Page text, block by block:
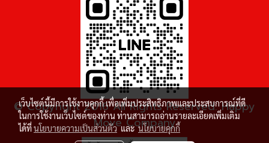
© Copyright 2016 All Rights Reserved. Happy
Move Company
เว็บไซต์นี้มีการใช้งานคุกกี้ เพื่อเพิ่มประสิทธิภาพและประสบการณ์ที่ดี
ในการใช้งานเว็บไซต์ของท่าน ท่านสามารถอ่านรายละเอียดเพิ่มเติม
ได้ที่นโยบายความเป็นส่วนตัวและนโยบายคุกกี้